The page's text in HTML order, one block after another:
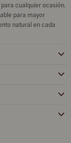
cualquier ocasión.
para mayor
natural en cada